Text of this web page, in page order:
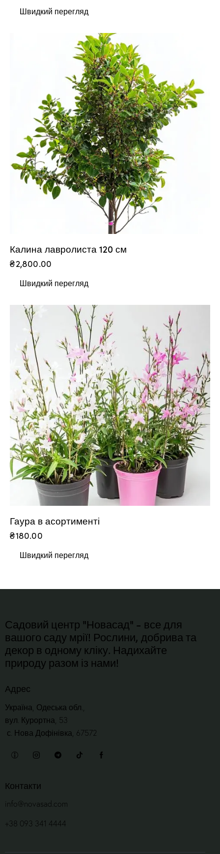
Швидкий перегляд
Калина лавролиста 120 см
₴2,800.00
Швидкий перегляд
Гаура в асортименті
₴180.00
Швидкий перегляд
Садовий центр "Новасад" - все для
вашого саду мрії! Рослини, добрива та
декор в одному кліку. Надихайте
природу разом із нами!
Адрес
Україна, Одеська обл.,
вул. Курортна, 53
с. Нова Дофінівка, 67572
Контакти
info@novasad.com
+38 093 341 4444